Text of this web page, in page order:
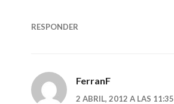
RESPONDER
FerranF
2 ABRIL, 2012 A LAS 11:35